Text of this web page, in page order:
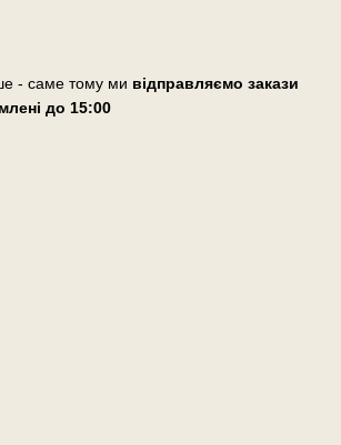
- саме тому ми відправляємо закази
до 15:00